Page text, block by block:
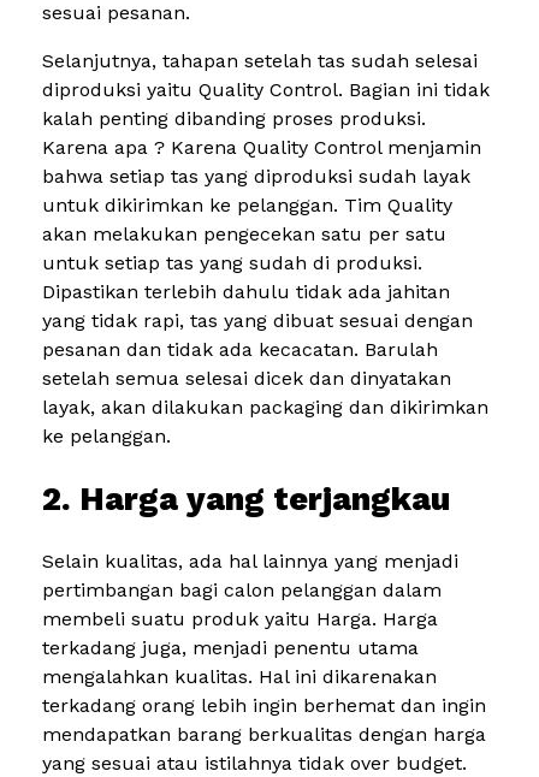
sesuai pesanan.
Selanjutnya, tahapan setelah tas sudah selesai
diproduksi yaitu Quality Control. Bagian ini tidak
kalah penting dibanding proses produksi.
Karena apa ? Karena Quality Control menjamin
bahwa setiap tas yang diproduksi sudah layak
untuk dikirimkan ke pelanggan. Tim Quality
akan melakukan pengecekan satu per satu
untuk setiap tas yang sudah di produksi.
Dipastikan terlebih dahulu tidak ada jahitan
yang tidak rapi, tas yang dibuat sesuai dengan
pesanan dan tidak ada kecacatan. Barulah
setelah semua selesai dicek dan dinyatakan
layak, akan dilakukan packaging dan dikirimkan
ke pelanggan.
2. Harga yang terjangkau
Selain kualitas, ada hal lainnya yang menjadi
pertimbangan bagi calon pelanggan dalam
membeli suatu produk yaitu Harga. Harga
terkadang juga, menjadi penentu utama
mengalahkan kualitas. Hal ini dikarenakan
terkadang orang lebih ingin berhemat dan ingin
mendapatkan barang berkualitas dengan harga
yang sesuai atau istilahnya tidak over budget.